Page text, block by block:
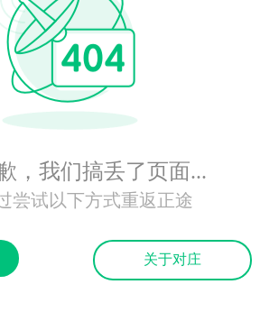
，我们搞丢了页面...
尝试以下方式重返正途
关于对庄